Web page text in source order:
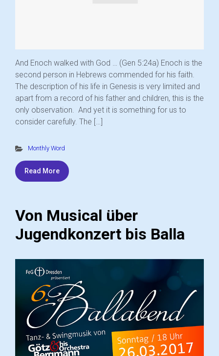
And Enoch walked with God … (Gen 5:24a) Enoch is the
second person in Hebrews commended for his faith.
The description of his life in Genesis is very limited and
apart from a record of his father and children, this is the
only observation. And yet it is something for us to
consider carefully. The […]
Monthly Word
Read More
Von Musical über
Jugendkonzert bis Balla